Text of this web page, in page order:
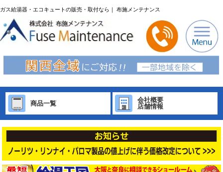
ガス給湯器・エコキュートの販売・取付なら｜ 布施メンテナンス
商品一覧
会社概要
店舗情報